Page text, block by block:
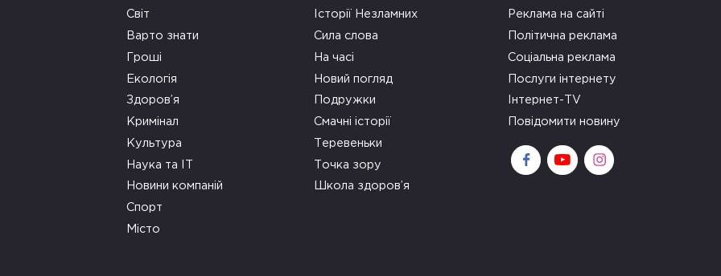
Світ
Варто знати
Гроші
Екологія
Здоров’я
Кримінал
Культура
Наука та ІТ
Новини компаній
Спорт
Місто
Історії Незламних
Сила слова
На часі
Новий погляд
Подружки
Смачні історії
Теревеньки
Точка зору
Школа здоров’я
Реклама на сайті
Політична реклама
Соціальна реклама
Послуги інтернету
Інтернет-TV
Повідомити новину